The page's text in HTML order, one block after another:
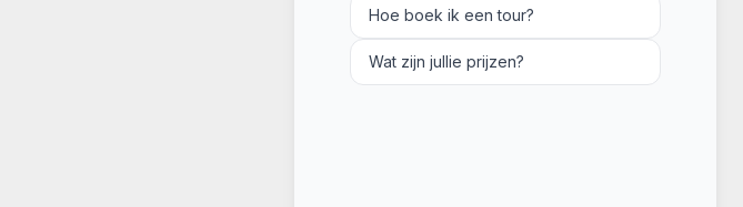
Hoe boek ik een tour?
Wat zijn jullie prijzen?